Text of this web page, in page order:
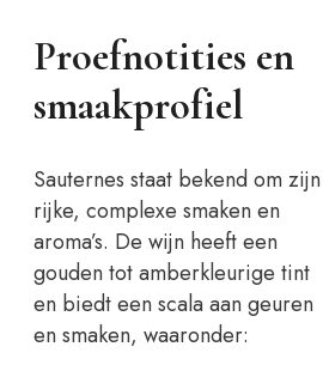
Proefnotities en
smaakprofiel
Sauternes staat bekend om zijn
rijke, complexe smaken en
aroma’s. De wijn heeft een
gouden tot amberkleurige tint
en biedt een scala aan geuren
en smaken, waaronder: